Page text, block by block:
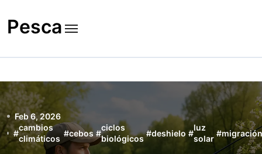
to
content
Pesca
Feb 6, 2026
#
cambios
climáticos
#cebos #
ciclos
biológicos
#deshielo #
luz
solar
#migración